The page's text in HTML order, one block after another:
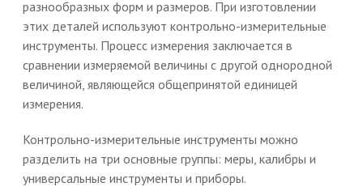
разнообразных форм и размеров. При изготовлении
этих деталей используют контрольно-измерительные
инструменты. Процесс измерения заключается в
сравнении измеряемой величины с другой однородной
величиной, являющейся общепринятой единицей
измерения.
Контрольно-измерительные инструменты можно
разделить на три основные группы: меры, калибры и
универсальные инструменты и приборы.